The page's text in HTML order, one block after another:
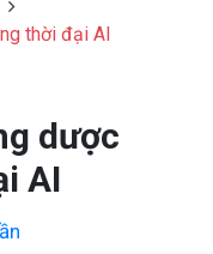
thời đại AI
dược
AI